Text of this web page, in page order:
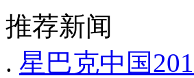
推荐新闻
. 星巴克中国